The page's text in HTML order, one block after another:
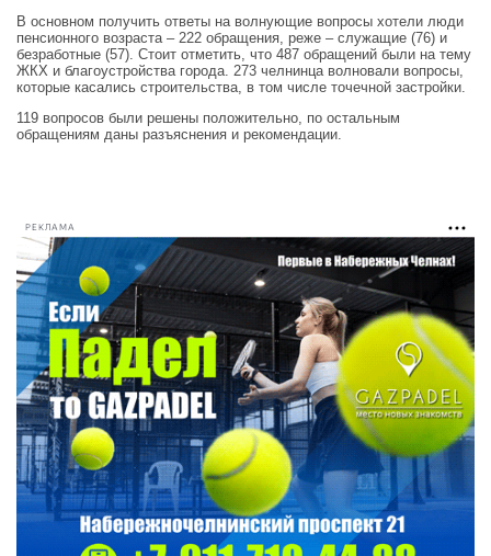
В основном получить ответы на волнующие вопросы хотели люди
пенсионного возраста – 222 обращения, реже – служащие (76) и
безработные (57). Стоит отметить, что 487 обращений были на тему
ЖКХ и благоустройства города. 273 челнинца волновали вопросы,
которые касались строительства, в том числе точечной застройки.
119 вопросов были решены положительно, по остальным
обращениям даны разъяснения и рекомендации.
РЕКЛАМА